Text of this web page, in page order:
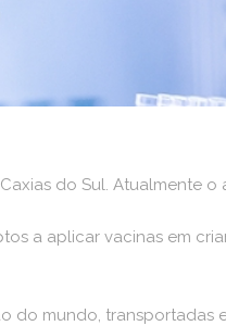
do Sul. Atualmente
a aplicar vacinas em
do mundo,